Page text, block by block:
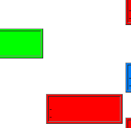
-
-
-
-
-
-